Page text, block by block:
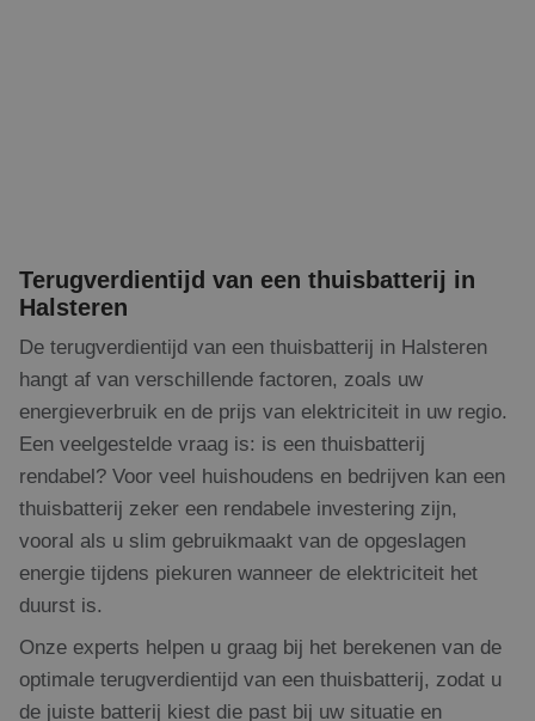
Terugverdientijd van een thuisbatterij in
Halsteren
De terugverdientijd van een thuisbatterij in Halsteren
hangt af van verschillende factoren, zoals uw
energieverbruik en de prijs van elektriciteit in uw regio.
Een veelgestelde vraag is: is een thuisbatterij
rendabel? Voor veel huishoudens en bedrijven kan een
thuisbatterij zeker een rendabele investering zijn,
vooral als u slim gebruikmaakt van de opgeslagen
energie tijdens piekuren wanneer de elektriciteit het
duurst is.
Onze experts helpen u graag bij het berekenen van de
optimale terugverdientijd van een thuisbatterij, zodat u
de juiste batterij kiest die past bij uw situatie en